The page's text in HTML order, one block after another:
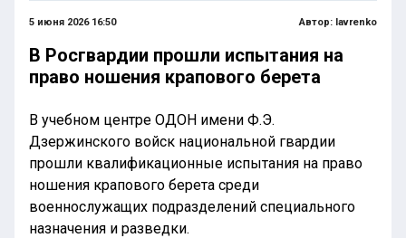
5 июня 2026 16:50 Автор: lavrenko
В Росгвардии прошли испытания на
право ношения крапового берета
В учебном центре ОДОН имени Ф.Э.
Дзержинского войск национальной гвардии
прошли квалификационные испытания на право
ношения крапового берета среди
военнослужащих подразделений специального
назначения и разведки.